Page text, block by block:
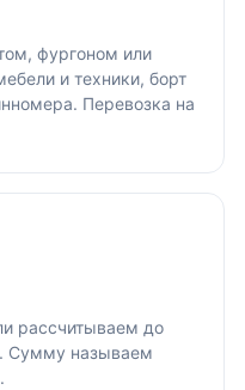
фургоном или
и техники, борт
Перевозка на
рассчитываем до
Сумму называем